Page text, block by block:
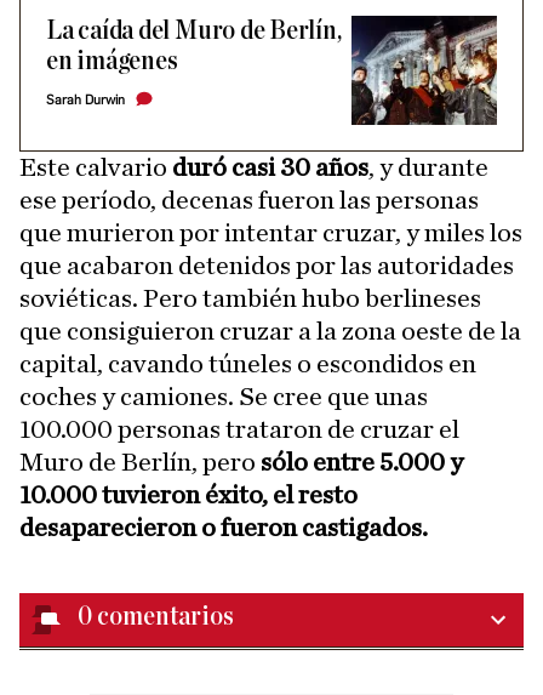
La caída del Muro de Berlín,
en imágenes
Sarah Durwin
Este calvario duró casi 30 años, y durante
ese período, decenas fueron las personas
que murieron por intentar cruzar, y miles los
que acabaron detenidos por las autoridades
soviéticas. Pero también hubo berlineses
que consiguieron cruzar a la zona oeste de la
capital, cavando túneles o escondidos en
coches y camiones. Se cree que unas
100.000 personas trataron de cruzar el
Muro de Berlín, pero sólo entre 5.000 y
10.000 tuvieron éxito, el resto
desaparecieron o fueron castigados.
0 comentarios